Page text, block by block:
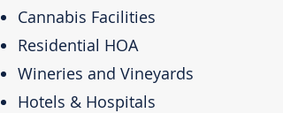
Cannabis Facilities
Residential HOA
Wineries and Vineyards
Hotels & Hospitals